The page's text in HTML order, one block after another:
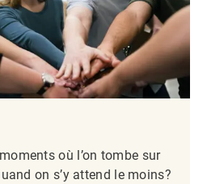
où l’on tombe sur
on s’y attend le moins?